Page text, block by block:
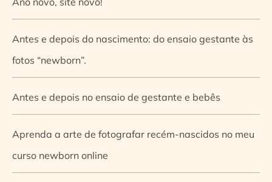
Antes e depois do nascimento: do ensaio gestante às
fotos “newborn”.
Antes e depois no ensaio de gestante e bebês
Aprenda a arte de fotografar recém-nascidos no meu
curso newborn online